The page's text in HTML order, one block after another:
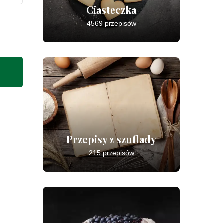
Ciasteczka
4569 przepisów
Przepisy z szuflady
215 przepisów